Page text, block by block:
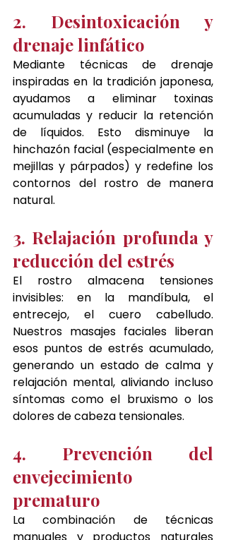
2. Desintoxicación y
drenaje linfático
Mediante técnicas de drenaje
inspiradas en la tradición japonesa,
ayudamos a eliminar toxinas
acumuladas y reducir la retención
de líquidos. Esto disminuye la
hinchazón facial (especialmente en
mejillas y párpados) y redefine los
contornos del rostro de manera
natural.
3. Relajación profunda y
reducción del estrés
El rostro almacena tensiones
invisibles: en la mandíbula, el
entrecejo, el cuero cabelludo.
Nuestros masajes faciales liberan
esos puntos de estrés acumulado,
generando un estado de calma y
relajación mental, aliviando incluso
síntomas como el bruxismo o los
dolores de cabeza tensionales.
4. Prevención del
envejecimiento
prematuro
La combinación de técnicas